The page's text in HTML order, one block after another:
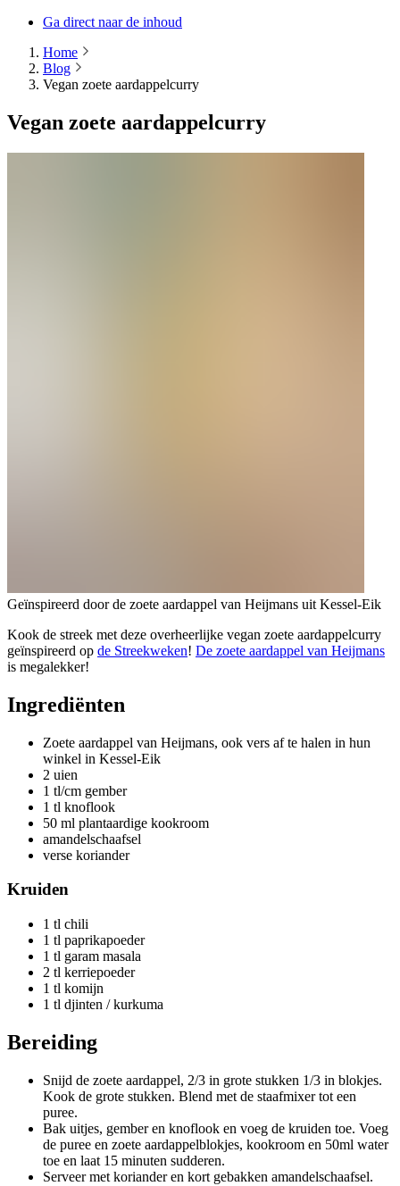
Ga direct naar de inhoud
Home
Blog
Vegan zoete aardappelcurry
Vegan zoete aardappelcurry
Geïnspireerd door de zoete aardappel van Heijmans uit Kessel-Eik
Kook de streek met deze overheerlijke vegan zoete aardappelcurry
geïnspireerd op de Streekweken! De zoete aardappel van Heijmans
is megalekker!
Ingrediënten
Zoete aardappel van Heijmans, ook vers af te halen in hun
winkel in Kessel-Eik
2 uien
1 tl/cm gember
1 tl knoflook
50 ml plantaardige kookroom
amandelschaafsel
verse koriander
Kruiden
1 tl chili
1 tl paprikapoeder
1 tl garam masala
2 tl kerriepoeder
1 tl komijn
1 tl djinten / kurkuma
Bereiding
Snijd de zoete aardappel, 2/3 in grote stukken 1/3 in blokjes.
Kook de grote stukken. Blend met de staafmixer tot een
puree.
Bak uitjes, gember en knoflook en voeg de kruiden toe. Voeg
de puree en zoete aardappelblokjes, kookroom en 50ml water
toe en laat 15 minuten sudderen.
Serveer met koriander en kort gebakken amandelschaafsel.